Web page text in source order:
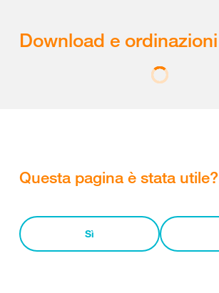
Download e ordinazioni
Questa pagina è stata utile?
Sì